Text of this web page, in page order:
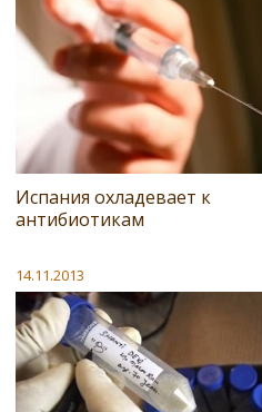
Испания охладевает к
антибиотикам
14.11.2013